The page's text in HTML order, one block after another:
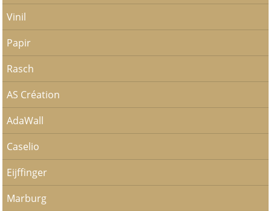
Vinil
Papir
Rasch
AS Création
AdaWall
Caselio
Eijffinger
Marburg